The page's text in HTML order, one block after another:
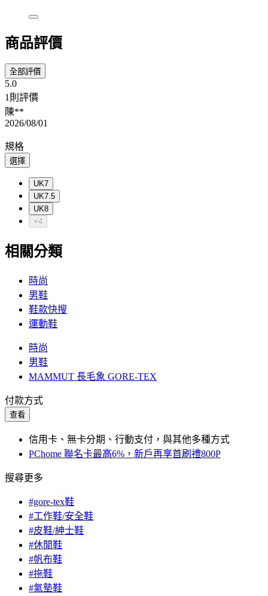
商品評價
全部評價
5.0
1則評價
陳**
2026/08/01
規格
選擇
UK7
UK7.5
UK8
+4
相關分類
時尚
男鞋
鞋款快搜
運動鞋
時尚
男鞋
MAMMUT 長毛象 GORE-TEX
付款方式
查看
信用卡、無卡分期、行動支付，與其他多種方式
PChome 聯名卡最高6%，新戶再享首刷禮800P
搜尋更多
#gore-tex鞋
#工作鞋/安全鞋
#皮鞋/紳士鞋
#休閒鞋
#帆布鞋
#拖鞋
#氣墊鞋